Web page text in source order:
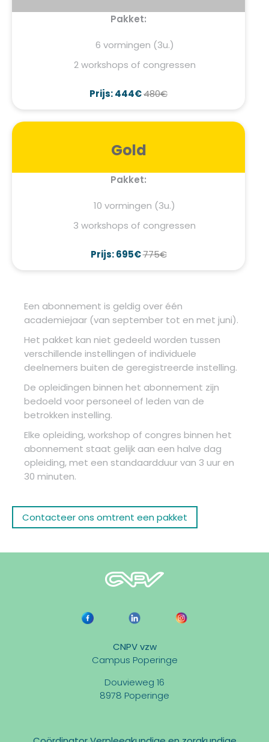
Pakket:
6 vormingen (3u.)
2 workshops of congressen
Prijs: 444€480€
Gold
Pakket:
10 vormingen (3u.)
3 workshops of congressen
Prijs: 695€775€
Een abonnement is geldig over één
academiejaar (van september tot en met juni).
Het pakket kan niet gedeeld worden tussen
verschillende instellingen of individuele
deelnemers buiten de geregistreerde instelling.
De opleidingen binnen het abonnement zijn
bedoeld voor personeel of leden van de
betrokken instelling.
Elke opleiding, workshop of congres binnen het
abonnement staat gelijk aan een halve dag
opleiding, met een standaardduur van 3 uur en
30 minuten.
Contacteer ons omtrent een pakket
CNPV vzw
Campus Poperinge
Douvieweg 16
8978 Poperinge